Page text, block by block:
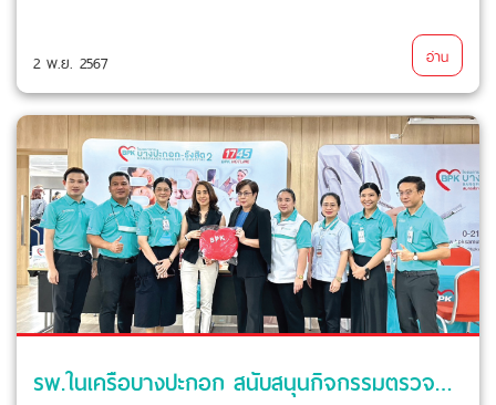
2 พ.ย. 2567 อ่าน
รพ.ในเครือบางปะกอก สนับสนุนกิจกรรมตรวจสุขภาพเบื้องต้นในงาน AIA Nextgen Agency Leader R3 Special Camp